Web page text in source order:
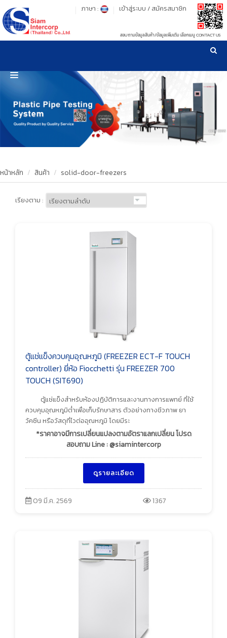
รู้ลึก รู้จริง เรื่องเครื่องมือทดสอบวัสดุ ! ยืน 1 เรื่องมาตรฐานการให้บริการ
เข้าสู่ระบบ / สมัครสมาชิก
ภาษา :
สอบถามข้อมูลสินค้า/ข้อมูลเพิ่มเติม เลือกเมนู CONTACT US
HOME
PRODUCT
OUR CLIENTS
OUR WORKS
CALIBRATION
หน้าหลัก สินค้า solid-door-freezers
เรียงตาม :
ตู้แช่แข็งควบคุมอุณหภูมิ (FREEZER ECT-F TOUCH
controller) ยี่ห้อ Fiocchetti รุ่น FREEZER 700
TOUCH (SIT690)
ตู้แช่แข็งสำหรับห้องปฏิบัติการและงานทางการแพทย์ ที่ใช้
ควบคุมอุณหภูมิต่ำเพื่อเก็บรักษาสาร ตัวอย่างทางชีวภาพ ยา
วัคซีน หรือวัสดุที่ไวต่ออุณหภูมิ โดยมีระ
*ราคาอาจมีการเปลี่ยนแปลงตามอัตราแลกเปลี่ยน โปรด
สอบถาม Line : @siamintercorp
ดูรายละเอียด
09 มี.ค. 2569 1367